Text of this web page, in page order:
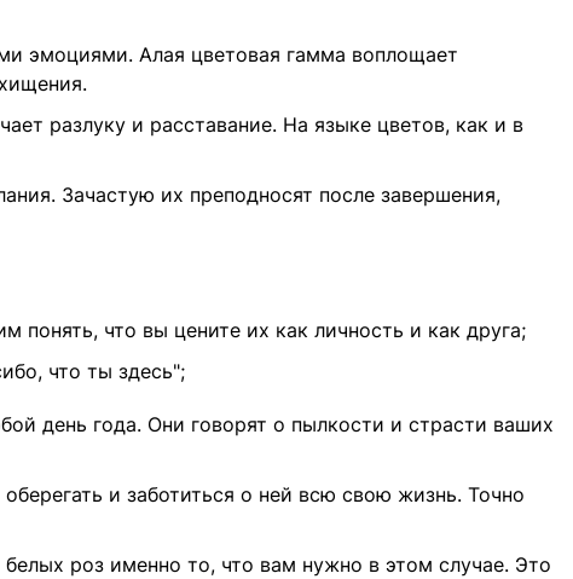
эмоциями. Алая цветовая гамма воплощает
разлуку и расставание. На языке цветов, как и в
Зачастую их преподносят после завершения,
что вы цените их как личность и как друга;
что ты здесь";
день года. Они говорят о пылкости и страсти ваших
и заботиться о ней всю свою жизнь. Точно
белых роз именно то, что вам нужно в этом случае. Это